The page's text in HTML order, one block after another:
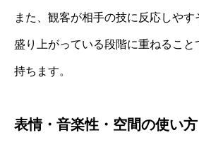
また、観客が相手の技に反応しやす
盛り上がっている段階に重ねること
持ちます。
表情・音楽性・空間の使い方